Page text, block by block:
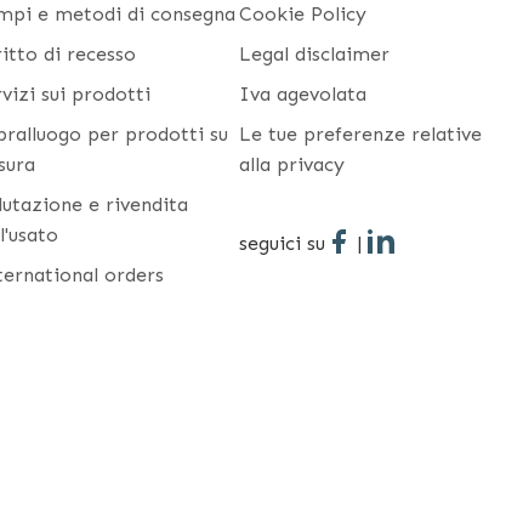
e metodi di consegna
di recesso
sui prodotti
per prodotti su
e rivendita
orders
Cookie Policy
Legal disclaimer
Iva agevolata
Le tue preferenze relative
alla privacy
seguici su |